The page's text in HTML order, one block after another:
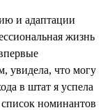
и адаптации
жизнь
увидела, что могу
в штат я успела
номинантов